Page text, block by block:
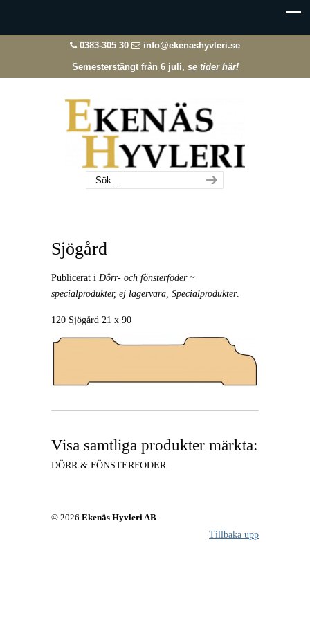
0383-305 30 info@ekenashyvleri.se
Semesterstängt från 6 juli, se tider här!
Sjögård
Publicerat i Dörr- och fönsterfoder ~
specialprodukter, ej lagervara, Specialprodukter.
120 Sjögård 21 x 90
Visa samtliga produkter märkta:
DÖRR & FÖNSTERFODER
© 2026 Ekenäs Hyvleri AB.
Tillbaka upp